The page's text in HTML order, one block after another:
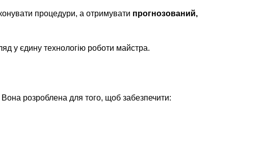
процедури, а отримувати прогнозований,
у єдину технологію роботи майстра.
розроблена для того, щоб забезпечити: